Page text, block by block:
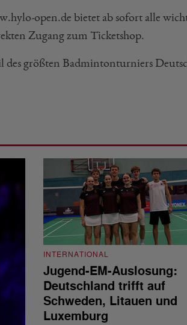
open.de bietet ab sofort alle
Zugang zum Ticketshop.
des größten Badmintonturniers
INTERNATIONAL
Jugend-EM-Auslosung:
Deutschland trifft auf
Schweden, Litauen und
Luxemburg